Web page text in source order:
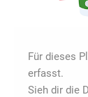
Für dieses
erfasst.
Sieh dir die